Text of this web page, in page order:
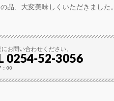
品、大変美味しくいただきました。
お問い合わせください。
0254-52-3056
：00